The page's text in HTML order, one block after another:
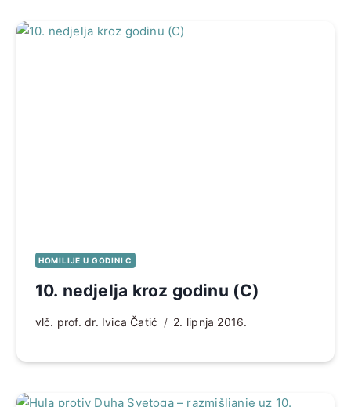
HOMILIJE U GODINI C
10. nedjelja kroz godinu (C)
vlč. prof. dr. Ivica Čatić 2. lipnja 2016.